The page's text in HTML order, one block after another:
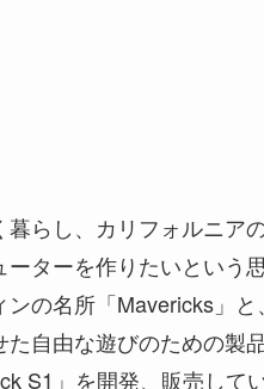
らし、カリフォルニア
ターを作りたいという
の名所「Mavericks」と
自由な遊びのための製
S1」を開発、販売してい